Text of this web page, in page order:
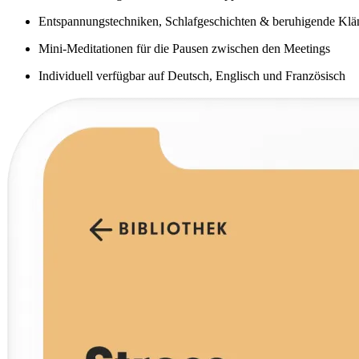
Entspannungstechniken, Schlafgeschichten & beruhigende
Mini-Meditationen für die Pausen zwischen den Meetings
Individuell verfügbar auf Deutsch, Englisch und Französisch